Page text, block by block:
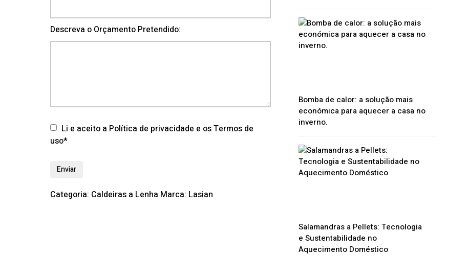
Descreva o Orçamento Pretendido:
Li e aceito a Política de privacidade e os Termos de
uso*
Categoria: Caldeiras a Lenha Marca: Lasian
Bomba de calor: a solução mais
económica para aquecer a casa no
inverno.
Salamandras a Pellets: Tecnologia
e Sustentabilidade no
Aquecimento Doméstico